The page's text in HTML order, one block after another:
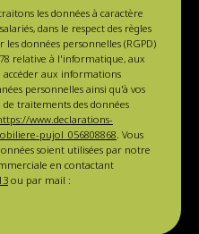
les données à caractère
dans le respect des règles
données personnelles (RGPD)
relative à l'informatique, aux
accéder aux informations
personnelles ainsi qu'à vos
traitements des données
www.declarations-
pujol_056808868 . Vous
soient utilisées par notre
en contactant
ou par mail :